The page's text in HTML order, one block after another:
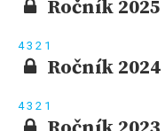
Ročník 2025
43 2 1
Ročník 2024
43 2 1